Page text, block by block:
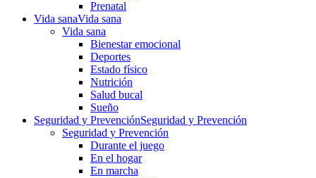
Prenatal
Vida sanaVida sana
Vida sana
Bienestar emocional
Deportes
Estado físico
Nutrición
Salud bucal
Sueño
Seguridad y PrevenciónSeguridad y Prevención
Seguridad y Prevención
Durante el juego
En el hogar
En marcha